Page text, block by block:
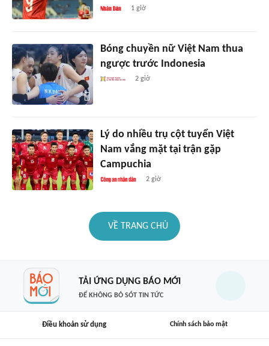
1 giờ
Bóng chuyền nữ Việt Nam thua
ngược trước Indonesia
2 giờ
Lý do nhiều trụ cột tuyển Việt
Nam vắng mặt tại trận gặp
Campuchia
2 giờ
VỀ TRANG CHỦ
TẢI ỨNG DỤNG BÁO MỚI
ĐỂ KHÔNG BỎ SÓT TIN TỨC
Điều khoản sử dụng Chính sách bảo mật